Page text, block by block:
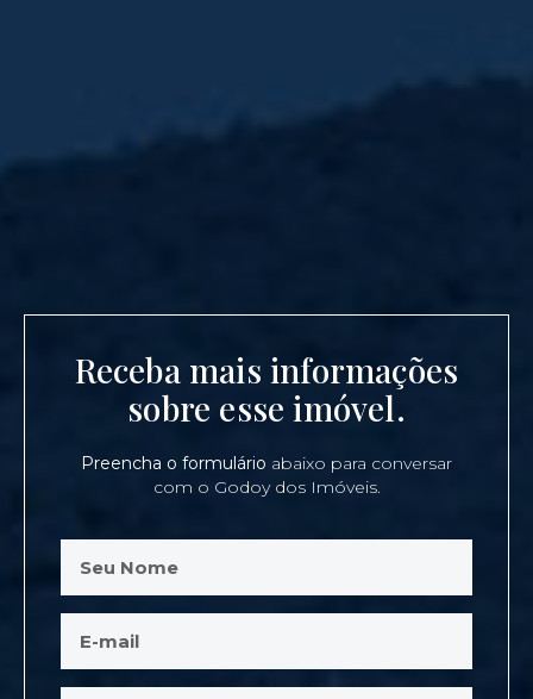
Receba mais informações
sobre esse imóvel.
Preencha o formulário abaixo para conversar
com o Godoy dos Imóveis.